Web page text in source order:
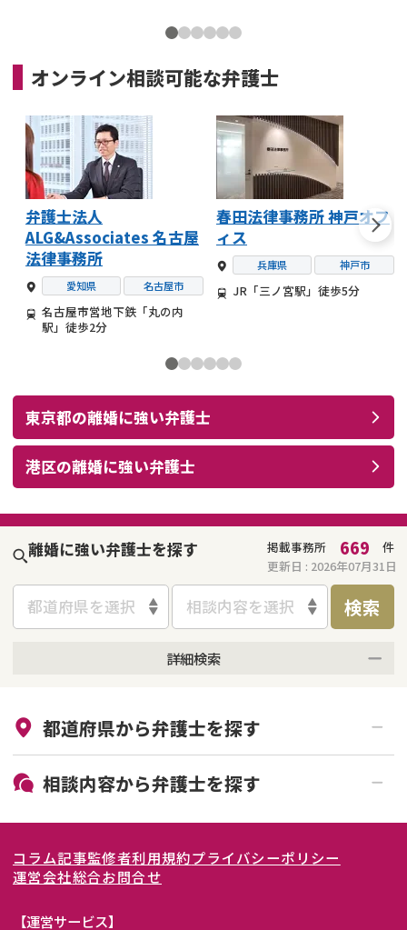
オンライン相談可能な弁護士
弁護士法人
ALG&Associates 名古屋
法律事務所
愛知県 名古屋市
名古屋市営地下鉄「丸の内
駅」徒歩2分
春田法律事務所 神戸オフ
ィス
兵庫県 神戸市
JR「三ノ宮駅」徒歩5分
東京都の離婚に強い弁護士
港区の離婚に強い弁護士
離婚に強い弁護士を探す 掲載事務所 669
件
更新日 : 2026年07月31日
都道府県を選択 相談内容を選択 検索
詳細検索
初回相談無料
土日祝の相談可能
都道府県から弁護士を探す
北海道・東北
北海道 青森県
岩手県 宮城県
秋田県
関東
東京都 神奈川県
埼玉県
東海
愛知県
関西
相談内容から弁護士を探す
離婚裁判
親権・面会交流権
コラム記事監修者利用規約プライバシーポリシー
運営会社総合お問合せ
【運営サービス】